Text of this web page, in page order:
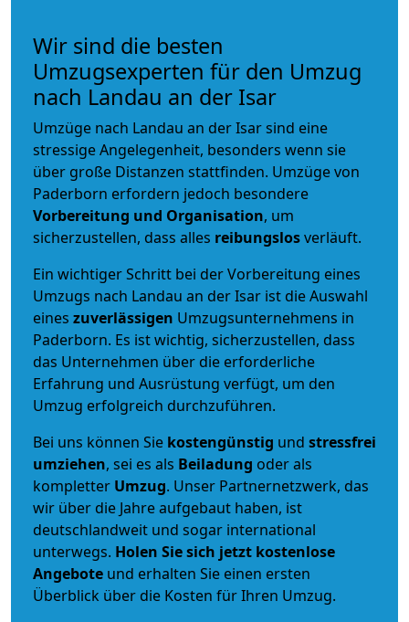
Wir sind die besten
Umzugsexperten für den Umzug
nach Landau an der Isar
Umzüge nach Landau an der Isar sind eine
stressige Angelegenheit, besonders wenn sie
über große Distanzen stattfinden. Umzüge von
Paderborn erfordern jedoch besondere
Vorbereitung und Organisation, um
sicherzustellen, dass alles reibungslosverläuft.
Ein wichtiger Schritt bei der Vorbereitung eines
Umzugs nach Landau an der Isar ist die Auswahl
eines zuverlässigen Umzugsunternehmens in
Paderborn. Es ist wichtig, sicherzustellen, dass
das Unternehmen über die erforderliche
Erfahrung und Ausrüstung verfügt, um den
Umzug erfolgreich durchzuführen.
Bei uns können Sie kostengünstig und stressfrei
umziehen, sei es als Beiladung oder als
kompletter Umzug. Unser Partnernetzwerk, das
wir über die Jahre aufgebaut haben, ist
deutschlandweit und sogar international
unterwegs. Holen Sie sich jetzt kostenlose
Angebote und erhalten Sie einen ersten
Überblick über die Kosten für Ihren Umzug.